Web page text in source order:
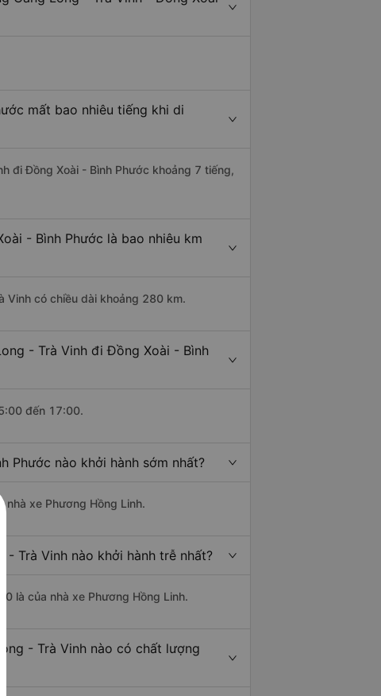
mất bao nhiêu tiếng khi di
đi Đồng Xoài - Bình Phước khoảng 7 tiếng,
- Bình Phước là bao nhiêu km
Vinh có chiều dài khoảng 280 km.
- Trà Vinh đi Đồng Xoài - Bình
đến 17:00.
Phước nào khởi hành sớm nhất?
xe Phương Hồng Linh.
Trà Vinh nào khởi hành trễ nhất?
là của nhà xe Phương Hồng Linh.
- Trà Vinh nào có chất lượng